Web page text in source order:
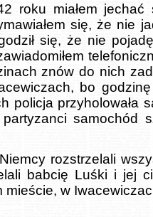
roku miałem jechać
się, że nie
się, że nie
znów do nich
bo godzinę
policja przyholowała
samochód
rozstrzelali
babcię Luśki i jej
w